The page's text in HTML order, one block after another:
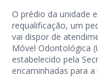
O prédio da unidade
requalificação, um
vai dispor de
Móvel Odontológica
estabelecido pela
encaminhadas para